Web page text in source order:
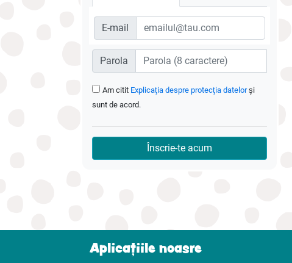
E-mail
Parola
Am citit Explicaţia despre protecţia datelorşi
sunt de acord.
Înscrie-te acum
Aplicațiile noasre